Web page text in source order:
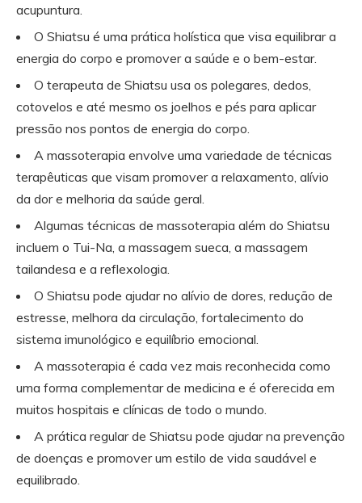
acupuntura.
O Shiatsu é uma prática holística que visa equilibrar a
energia do corpo e promover a saúde e o bem-estar.
O terapeuta de Shiatsu usa os polegares, dedos,
cotovelos e até mesmo os joelhos e pés para aplicar
pressão nos pontos de energia do corpo.
A massoterapia envolve uma variedade de técnicas
terapêuticas que visam promover a relaxamento, alívio
da dor e melhoria da saúde geral.
Algumas técnicas de massoterapia além do Shiatsu
incluem o Tui-Na, a massagem sueca, a massagem
tailandesa e a reflexologia.
O Shiatsu pode ajudar no alívio de dores, redução de
estresse, melhora da circulação, fortalecimento do
sistema imunológico e equilíbrio emocional.
A massoterapia é cada vez mais reconhecida como
uma forma complementar de medicina e é oferecida em
muitos hospitais e clínicas de todo o mundo.
A prática regular de Shiatsu pode ajudar na prevenção
de doenças e promover um estilo de vida saudável e
equilibrado.